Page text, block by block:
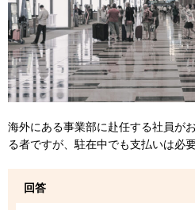
海外にある事業部に赴任する社員が
る者ですが、駐在中でも支払いは必
回答